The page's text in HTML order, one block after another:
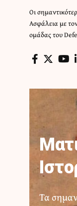
Οι
Ασφάλεια με
ομάδας του
Τα